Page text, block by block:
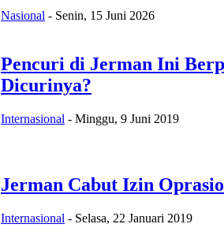
Nasional - Senin, 15 Juni 2026
Pencuri di Jerman Ini
Dicurinya?
Internasional - Minggu, 9 Juni 2019
Jerman Cabut Izin
Internasional - Selasa, 22 Januari 2019